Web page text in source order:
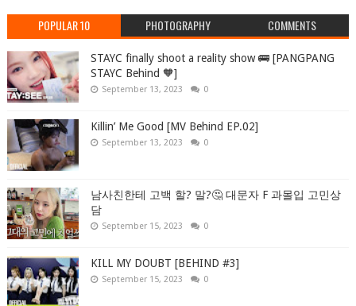
POPULAR 10 PHOTOGRAPHY COMMENTS
STAYC finally shoot a reality show 🚌 [PANGPANG
STAYC Behind 🧡]
September 13, 2023 0
Killin’ Me Good [MV Behind EP.02]
September 13, 2023 0
남사친한테 고백 할? 말?🤔 대문자 F 과몰입 고민상
담
September 15, 2023 0
KILL MY DOUBT [BEHIND #3]
September 15, 2023 0